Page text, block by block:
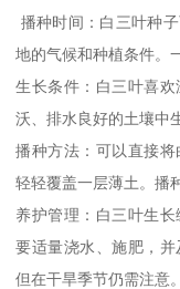
播种时间：白三叶种
地的气候和种植条件。
生长条件：白三叶喜
沃、排水良好的土壤中
播种方法：可以直接
轻轻覆盖一层薄土。播
养护管理：白三叶生
要适量浇水、施肥，并
但在干旱季节仍需注意。